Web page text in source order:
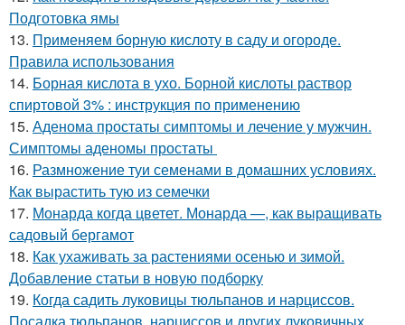
Подготовка ямы
13. Применяем борную кислоту в саду и огороде.
Правила использования
14. Борная кислота в ухо. Борной кислоты раствор
спиртовой 3% : инструкция по применению
15. Аденома простаты симптомы и лечение у мужчин.
Симптомы аденомы простаты
16. Размножение туи семенами в домашних условиях.
Как вырастить тую из семечки
17. Монарда когда цветет. Монарда —, как выращивать
садовый бергамот
18. Как ухаживать за растениями осенью и зимой.
Добавление статьи в новую подборку
19. Когда садить луковицы тюльпанов и нарциссов.